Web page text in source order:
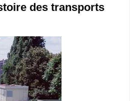
des transports